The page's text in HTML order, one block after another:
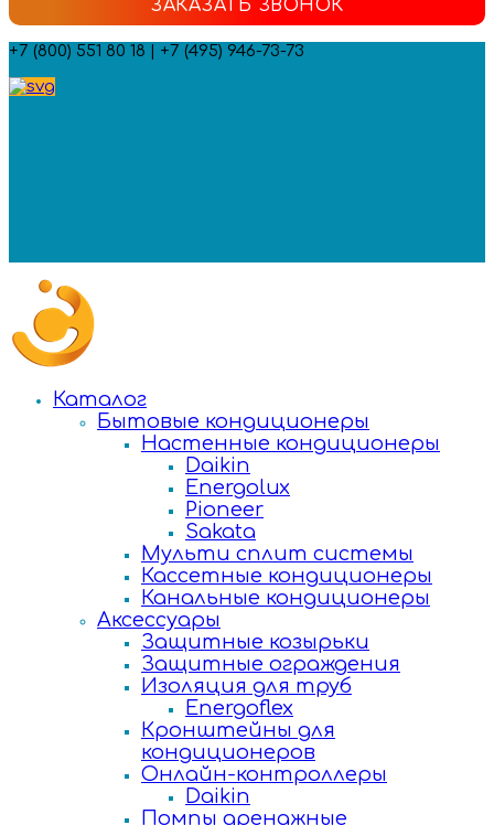
ЗАКАЗАТЬ ЗВОНОК
+7 (800) 551 80 18 | +7 (495) 946-73-73
Каталог
Бытовые кондиционеры
Настенные кондиционеры
Daikin
Energolux
Pioneer
Sakata
Мульти сплит системы
Кассетные кондиционеры
Канальные кондиционеры
Аксессуары
Защитные козырьки
Защитные ограждения
Изоляция для труб
Energoflex
Кронштейны для
кондиционеров
Онлайн-контроллеры
Daikin
Помпы дренажные